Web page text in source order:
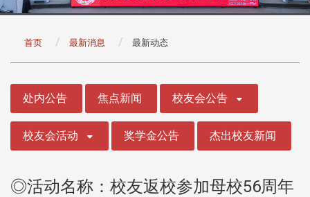
首页 最新消息 最新动态
处内公告 焦点新闻 校友会公告
校友会活动 奖学金公告 杰出校友新闻
◎活动名称：校友返校参加母校56周年